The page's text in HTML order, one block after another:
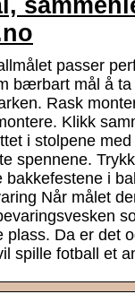
passer
bærbart mål å ta
Rask
Klikk
i stolpene med
spennene.
bakkefestene i
Når målet
plass. Da er det
spille fotball et